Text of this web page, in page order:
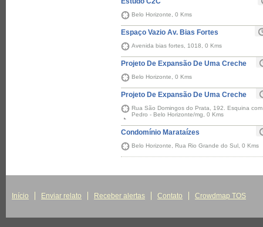
Belo Horizonte, 0 Kms
Espaço Vazio Av. Bias Fortes
Avenida bias fortes, 1018, 0 Kms
Projeto De Expansão De Uma Creche
Belo Horizonte, 0 Kms
Projeto De Expansão De Uma Creche
Rua São Domingos do Prata, 192. Esquina
Pedro - Belo Horizonte/mg, 0 Kms
Condomínio Marataízes
Belo Horizonte, Rua Rio Grande do Sul, 0 Kms
Início Enviar relato Receber alertas Contato Crowdmap TOS